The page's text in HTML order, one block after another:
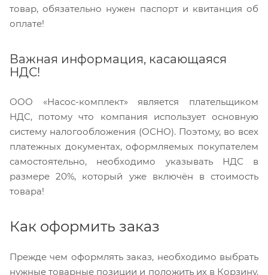
товар, обязательно нужен паспорт и квитанция об
оплате!
Важная информация, касающаяся
НДС!
ООО «Насос-комплект» является плательщиком
НДС, потому что компания использует основную
систему налогообложения (ОСНО). Поэтому, во всех
платежных документах, оформляемых покупателем
самостоятельно, необходимо указывать НДС в
размере 20%, который уже включён в стоимость
товара!
Как оформить заказ
Прежде чем оформлять заказ, необходимо выбрать
нужные товарные позиции и положить их в Корзину.